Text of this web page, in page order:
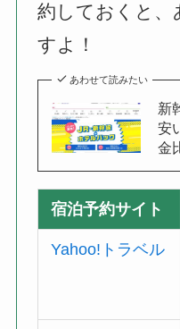
約しておくと
すよ！
あわせて読みたい
新
安
金
宿泊予約サイト
Yahoo!トラベル